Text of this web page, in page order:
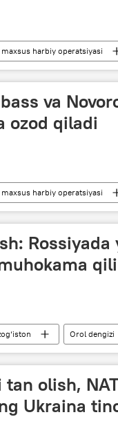
harbiy operatsiyasi
Tramp Vladimir
va
ozod qiladi
harbiy operatsiyasi
Vladimir Putin
Rossiyada
Orol dengizi
olish,
Ukraina